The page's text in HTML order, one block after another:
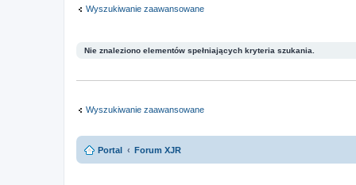
Wyszukiwanie zaawansowane
Nie znaleziono elementów spełniających kryteria szukania.
Wyszukiwanie zaawansowane
Portal Forum XJR